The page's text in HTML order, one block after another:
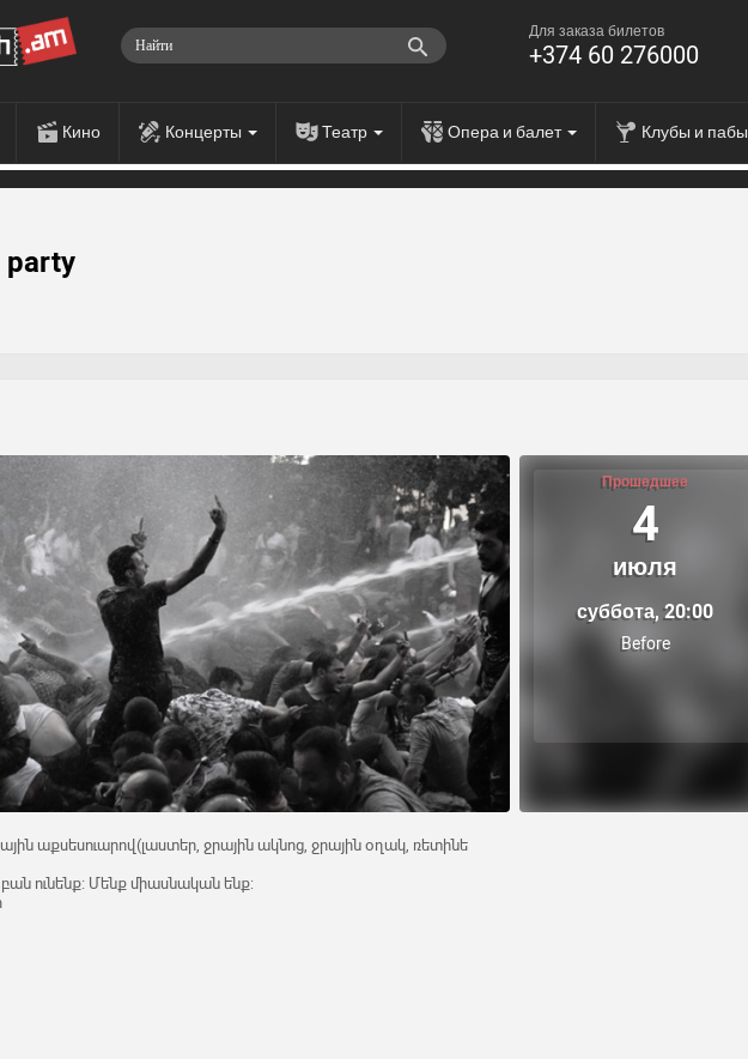
Для заказа билетов
+374 60 276000
Кино Концерты Театр Опера и балет Клубы и пабы
Прошедшее
4
июля
суббота, 20:00
Before
աքսեսուարով(լաստեր, ջրային ակնոց, ջրային օղակ, ռետինե
բան ունենք: Մենք միասնական ենք: